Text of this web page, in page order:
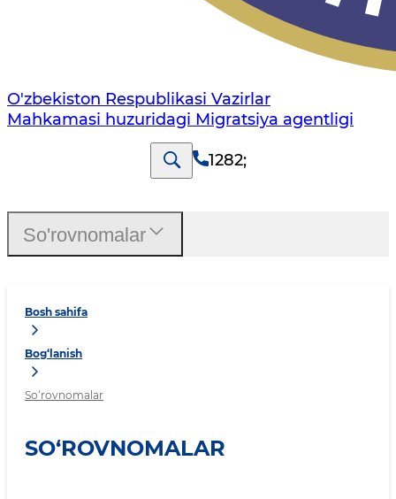
O'zbekiston Respublikasi Vazirlar
Mahkamasi huzuridagi Migratsiya agentligi
1282;
Bosh sahifa
Bog‘lanish
So‘rovnomalar
SO‘ROVNOMALAR
So'rovnomalar